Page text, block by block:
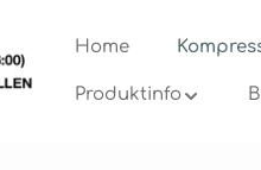
Home
Produktinfo